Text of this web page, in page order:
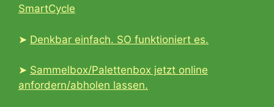
SmartCycle
➤ Denkbar einfach. SO funktioniert es.
➤ Sammelbox/Palettenbox jetzt online
anfordern/abholen lassen.